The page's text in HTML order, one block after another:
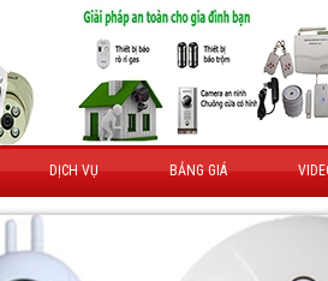
DỊCH VỤ BẢNG GIÁ